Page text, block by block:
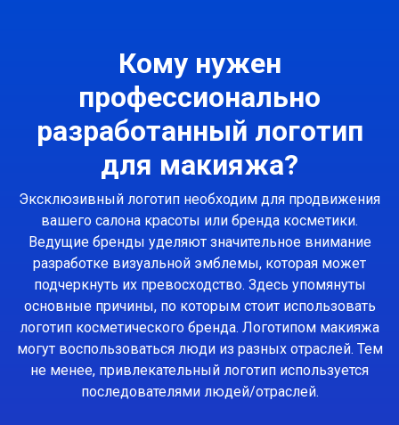
Кому нужен
профессионально
разработанный логотип
для макияжа?
Эксклюзивный логотип необходим для продвижения
вашего салона красоты или бренда косметики.
Ведущие бренды уделяют значительное внимание
разработке визуальной эмблемы, которая может
подчеркнуть их превосходство. Здесь упомянуты
основные причины, по которым стоит использовать
логотип косметического бренда. Логотипом макияжа
могут воспользоваться люди из разных отраслей. Тем
не менее, привлекательный логотип используется
последователями людей/отраслей.